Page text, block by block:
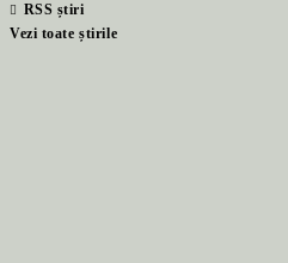
SET PORTELAN JAPONEZ
PENTRU CEAI HANAKO,
RSS știri
Vezi toate știrile